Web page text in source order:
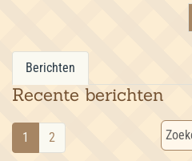
Berichten
Recente berichten
1 2